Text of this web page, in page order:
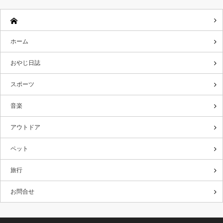
ホーム
おやじ日誌
スポーツ
音楽
アウトドア
ペット
旅行
お問合せ